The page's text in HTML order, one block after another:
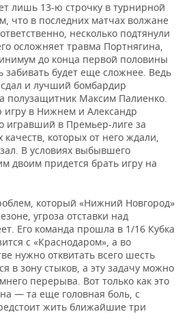
лишь 13-ю строчку в турнирной
что в последних матчах волжане
несколько подтянули
осложняет травма Портнягина,
до конца первой половины
будет еще сложнее. Ведь
и лучший бомбардир
полузащитник Максим Палиенко.
игру в Нижнем и Александр
игравший в Премьер-лиге за
качеств, которых от него ждали,
В условиях выбывшего
двоим придется брать игру на
который «Нижний Новгород»
угроза отставки над
Его команда прошла в 1/16 Кубка
с «Краснодаром», а во
нужно отквитать всего шесть
в зону стыков, а эту задачу можно
перерыва. Вот только как это
— та еще головная боль, с
жить ближайшие три